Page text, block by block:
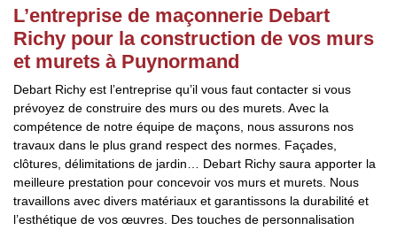
L’entreprise de maçonnerie Debart
Richy pour la construction de vos murs
et murets à Puynormand
Debart Richy est l’entreprise qu’il vous faut contacter si vous
prévoyez de construire des murs ou des murets. Avec la
compétence de notre équipe de maçons, nous assurons nos
travaux dans le plus grand respect des normes. Façades,
clôtures, délimitations de jardin… Debart Richy saura apporter la
meilleure prestation pour concevoir vos murs et murets. Nous
travaillons avec divers matériaux et garantissons la durabilité et
l’esthétique de vos œuvres. Des touches de personnalisation